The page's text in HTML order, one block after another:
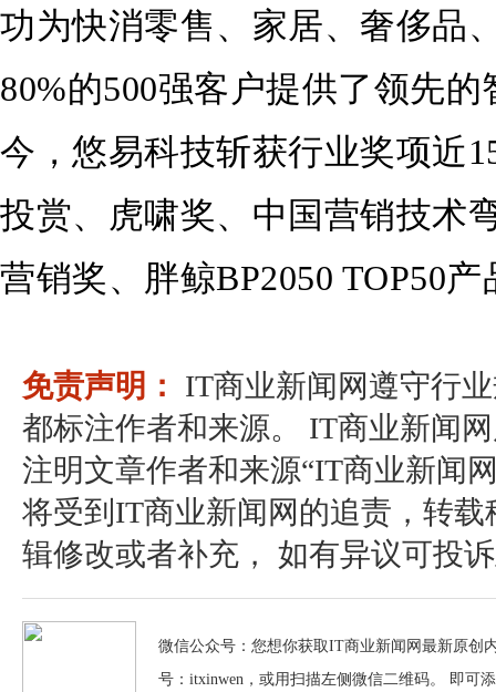
功为快消零售、家居、奢侈品
80%的500强客户提供了领先
今，悠易科技斩获行业奖项近
投赏、虎啸奖、中国营销技术
营销奖、胖鲸BP2050 TOP50
免责声明：
IT商业新闻网遵守行
都标注作者和来源。 IT商业新闻
注明文章作者和来源“IT商业新闻
将受到IT商业新闻网的追责，转
辑修改或者补充， 如有异议可投
微信公众号：您想你获取IT商业新闻网最新原创
号：itxinwen，或用扫描左侧微信二维码。 即可